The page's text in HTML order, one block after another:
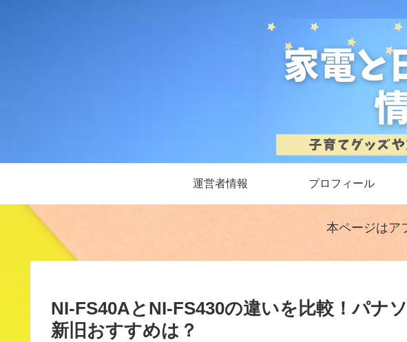
運営者情報 プロフィール
本ページはア
NI-FS40AとNI-FS430の違いを比較！パナ
新旧おすすめは？